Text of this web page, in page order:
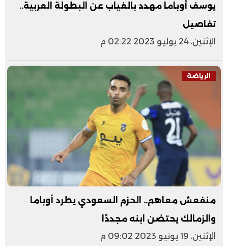
يوسف أوباما مهدد بالغياب عن البطولة العربية..
تفاصيل
الإثنين، 24 يوليو 2023 02:22 م
الرياضة
منفعش معاهم.. الحزم السعودي يطرد أوباما
والزمالك يحتضن ابنه مجددًا
الإثنين، 19 يونيو 2023 09:02 م